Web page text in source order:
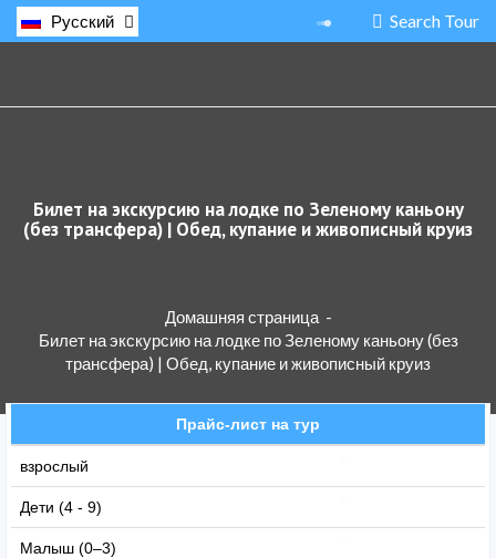
Search Tour
Русский
Билет на экскурсию на лодке по Зеленому каньону
(без трансфера) | Обед, купание и живописный круиз
Домашняя страница -
Билет на экскурсию на лодке по Зеленому каньону (без
трансфера) | Обед, купание и живописный круиз
Прайс-лист на тур
взрослый
Дети (4 - 9)
Малыш (0–3)